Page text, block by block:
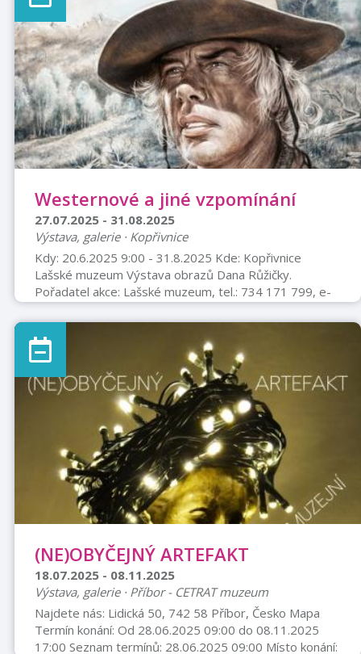
Westernové a jiné vzpomínání
27.07.2025 - 31.08.2025
Výstava, galerie · Kopřivnice
Kdy: 20.6.2025 9:00 - 31.8.2025 Kde: Kopřivnice
Lašské muzeum Výstava obrazů Dana Růžičky.
Pořadatel akce: Lašské muzeum, tel.: 734 171 799, e-
mail: lmrecepce@kdk.cz
(NE)OBYČEJNÝ ARTEFAKT
18.07.2025 - 08.11.2025
Výstava, galerie · Příbor - CETRAT muzeum
Najdete nás: Lidická 50, 742 58 Příbor, Česko Mapa
Termín konání: Od 28.06.2025 09:00 do 08.11.2025
17:00 Seznam termínů: 28.06.2025 09:00 Místo konání: